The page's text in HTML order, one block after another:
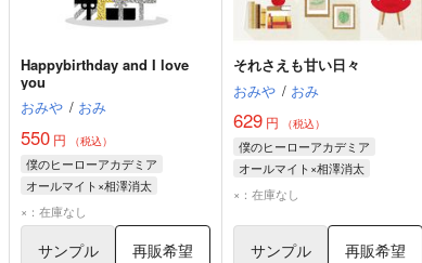
Happybirthday and I love
you
おみや / おみ
550 円 （税込）
僕のヒーローアカデミア
オールマイト×相澤消太
相澤消太
×：在庫なし
サンプル 再販希望
それさえも甘い日々
おみや / おみ
629円 （税込）
僕のヒーローアカデミア
オールマイト×相澤消太
オールマイト
×：在庫なし
サンプル 再販希望